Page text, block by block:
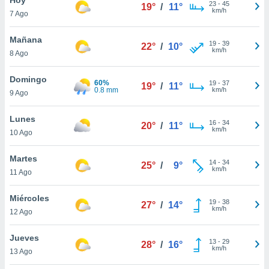
en
más
nuestra
de
cookies
aceptar
7 Ago
19° / 11° 23- 45
km/h
Mañana
8 Ago
22° / 10° 19- 39
km/h
Domingo
9 Ago
60%
0.8 mm
19° / 11° 19- 37
km/h
Lunes
10 Ago
20° / 11° 16- 34
km/h
Martes
11 Ago
25° / 9° 14- 34
km/h
Miércoles
12 Ago
27° / 14° 19- 38
km/h
Jueves
13 Ago
28° / 16° 13- 29
km/h